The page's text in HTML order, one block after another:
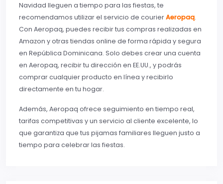
Navidad lleguen a tiempo para las fiestas, te
recomendamos utilizar el servicio de courierAeropaq.
Con Aeropaq, puedes recibir tus compras realizadas en
Amazon y otras tiendas online de forma rápida y segura
en República Dominicana. Solo debes crear una cuenta
en Aeropaq, recibir tu dirección en EE.UU., y podrás
comprar cualquier producto en línea y recibirlo
directamente en tu hogar.
Además, Aeropaq ofrece seguimiento en tiempo real,
tarifas competitivas y un servicio al cliente excelente, lo
que garantiza que tus pijamas familiares lleguen justo a
tiempo para celebrar las fiestas.